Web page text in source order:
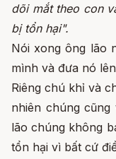
dõi mắt theo con
bị tổn hại".
Nói xong ông lão
mình và đưa nó lên
Riêng chú khỉ và
nhiên chúng
lão chúng không
tổn hại vì bất cứ